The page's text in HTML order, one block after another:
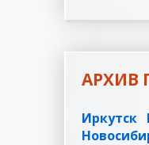
АРХИВ
Иркутск